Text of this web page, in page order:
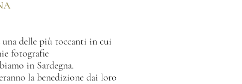
delle più toccanti in cui
fotografie
in Sardegna.
la benedizione dai loro